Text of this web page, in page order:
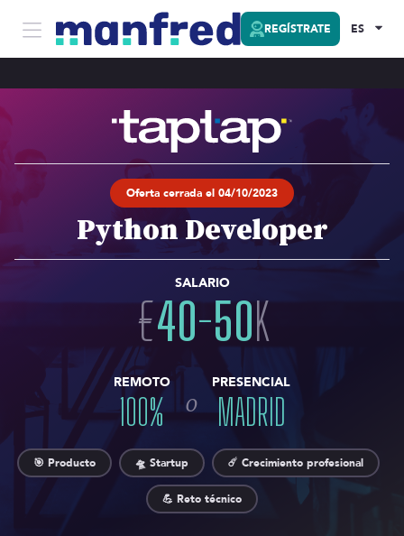
REGÍSTRATE ES
Oferta cerrada el 04/10/2023
Python Developer
SALARIO
€40-50K
REMOTO
100% o
PRESENCIAL
MADRID
🎯 Producto 🛸 Startup ☄️ Crecimiento profesional
💪 Reto técnico